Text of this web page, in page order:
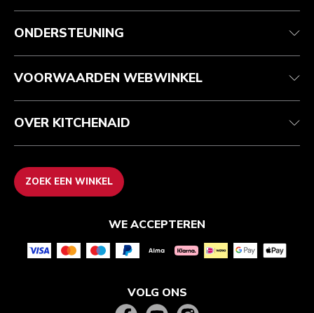
Health check
Je bestelling volgen
Garantie en documenten
Veelgestelde vragen
Algemene voorwaarden
Retournering en terugbetaling
Imprint
ODR
Het merk
Zoek een winkel
ONDERSTEUNING
VOORWAARDEN WEBWINKEL
OVER KITCHENAID
ZOEK EEN WINKEL
WE ACCEPTEREN
VOLG ONS